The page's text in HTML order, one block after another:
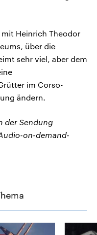
Heinrich Theodor
über die
sehr viel, aber dem
im Corso-
ändern.
der Sendung
on-demand-